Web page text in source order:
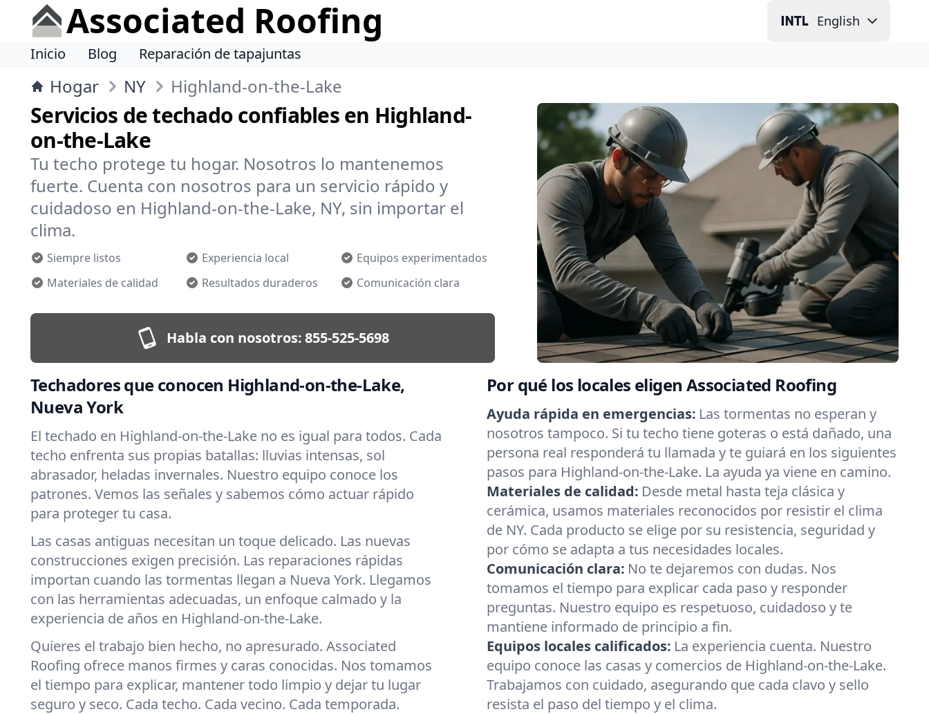
Associated Roofing English
Inicio Blog Reparación de tapajuntas
Hogar NY Highland-on-the-Lake
Servicios de techado confiables en Highland-
on-the-Lake
Tu techo protege tu hogar. Nosotros lo mantenemos
fuerte. Cuenta con nosotros para un servicio rápido y
cuidadoso en Highland-on-the-Lake, NY, sin importar el
clima.
Siempre listos Experiencia local
Equipos experimentados
Materiales de calidad
Resultados duraderos Comunicación clara
Habla con nosotros:855-525-5698
Techadores que conocen Highland-on-the-Lake,
Nueva York
El techado en Highland-on-the-Lake no es igual para todos. Cada
techo enfrenta sus propias batallas: lluvias intensas, sol
abrasador, heladas invernales. Nuestro equipo conoce los
patrones. Vemos las señales y sabemos cómo actuar rápido
para proteger tu casa.
Las casas antiguas necesitan un toque delicado. Las nuevas
construcciones exigen precisión. Las reparaciones rápidas
importan cuando las tormentas llegan a Nueva York. Llegamos
con las herramientas adecuadas, un enfoque calmado y la
experiencia de años en Highland-on-the-Lake.
Quieres el trabajo bien hecho, no apresurado. Associated
Roofing ofrece manos firmes y caras conocidas. Nos tomamos
el tiempo para explicar, mantener todo limpio y dejar tu lugar
seguro y seco. Cada techo. Cada vecino. Cada temporada.
Por qué los locales eligen Associated Roofing
Ayuda rápida en emergencias: Las tormentas no esperan y
nosotros tampoco. Si tu techo tiene goteras o está dañado, una
persona real responderá tu llamada y te guiará en los siguientes
pasos para Highland-on-the-Lake. La ayuda ya viene en camino.
Materiales de calidad: Desde metal hasta teja clásica y
cerámica, usamos materiales reconocidos por resistir el clima
de NY. Cada producto se elige por su resistencia, seguridad y
por cómo se adapta a tus necesidades locales.
Comunicación clara: No te dejaremos con dudas. Nos
tomamos el tiempo para explicar cada paso y responder
preguntas. Nuestro equipo es respetuoso, cuidadoso y te
mantiene informado de principio a fin.
Equipos locales calificados: La experiencia cuenta. Nuestro
equipo conoce las casas y comercios de Highland-on-the-Lake.
Trabajamos con cuidado, asegurando que cada clavo y sello
resista el paso del tiempo y el clima.